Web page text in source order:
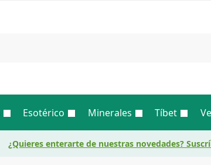
Esotérico Minerales Tíbet
¿Quieres enterarte de nuestras novedades?